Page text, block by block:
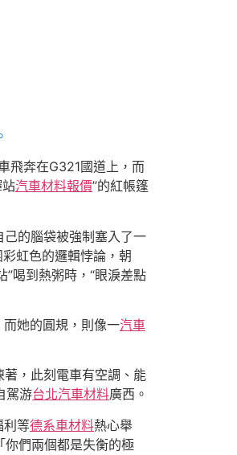
飛奔在G321國道上，而
汽車材料報價”的紅帳篷
己的腦袋被強制塞入了一
虹色的邏輯悖論，朝
喝到熱粥時，“眼淚差點
她的圓規，則像一汽車
，此刻電車有空調、能
駕游台北汽車材料廣西。
利等德系車材料熱心舉
你們兩個都是失衡的極